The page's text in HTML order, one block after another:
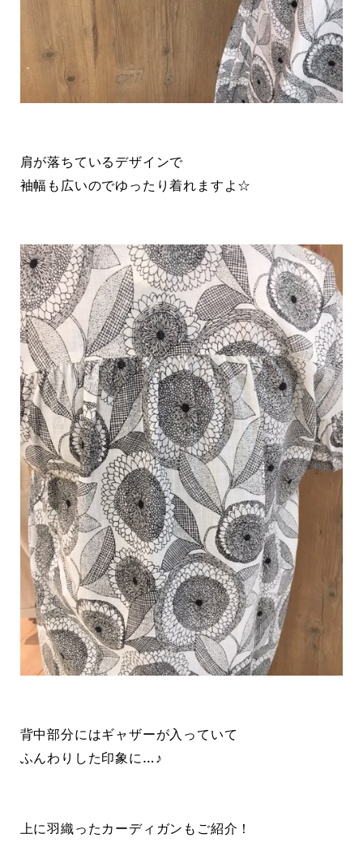
肩が落ちているデザインで
袖幅も広いのでゆったり着れますよ☆
背中部分にはギャザーが入っていて
ふんわりした印象に…♪
上に羽織ったカーディガンもご紹介！